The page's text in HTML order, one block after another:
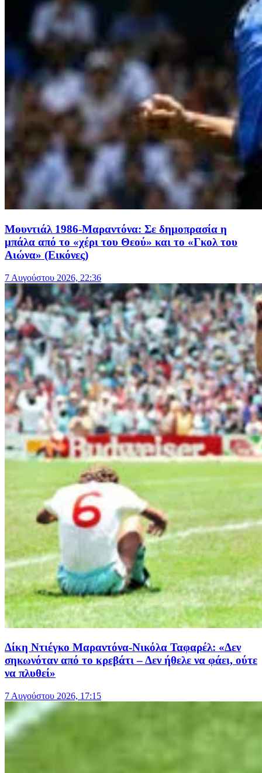
Μουντιάλ 1986-Μαραντόνα: Σε δημοπρασία η
μπάλα από το «χέρι του Θεού» και το «Γκολ του
Αιώνα» (Εικόνες)
7 Αυγούστου 2026, 22:36
Δίκη Ντιέγκο Μαραντόνα-Νικόλα Ταφαρέλ: «Δεν
σηκωνόταν από το κρεβάτι – Δεν ήθελε να φάει, ούτε
να πλυθεί»
7 Αυγούστου 2026, 17:15